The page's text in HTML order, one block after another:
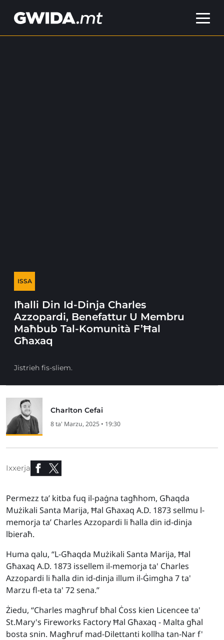
ISSA
Iħalli Din Id-Dinja Charles
Azzopardi, Benefattur U Membru
Maħbub Tal-Komunità F’Ħal
Għaxaq
Jistrieh fis-sliem.
Charlton Cefai
8 ta' Marzu, 2025 • 19:30
Ixxerja
Permezz ta’ kitba fuq il-paġna tagħhom, Għaqda
Mużikali Santa Marija, Ħal Għaxaq A.D. 1873 sellmu l-
memorja ta’ Charles Azzopardi li ħalla din id-dinja
lbieraħ.
Huma qalu, “L-Għaqda Mużikali Santa Marija, Ħal
Għaxaq A.D. 1873 issellem il-memorja ta' Charles
Azzopardi li ħalla din id-dinja illum il-Ġimgha 7 ta'
Marzu fl-eta ta' 72 sena.”
Żiedu, “Charles magħruf bħal Ċoss kien Licencee ta'
St.Mary's Fireworks Factory Ħal Għaxaq - Malta għal
bosta snin. Magħruf mad-Dilettanti kollha tan-Nar f'